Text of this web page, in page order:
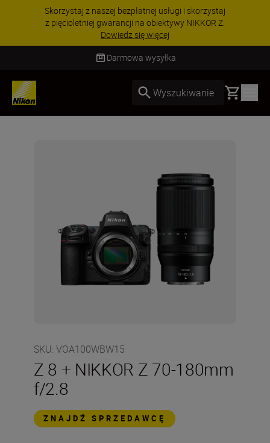
Skorzystaj z naszej bezpłatnej usługi i skorzystaj
z pięcioletniej gwarancji na obiektywy NIKKOR Z.
Dowiedz się więcej
Darmowa wysyłka
Wyszukiwanie Basket
SKU: VOA100WBW15
Z 8 + NIKKOR Z 70-180mm
f/2.8
ZNAJDŹ SPRZEDAWCĘ